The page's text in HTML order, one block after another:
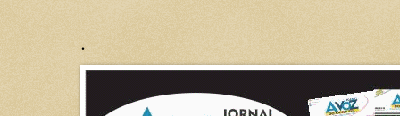
.